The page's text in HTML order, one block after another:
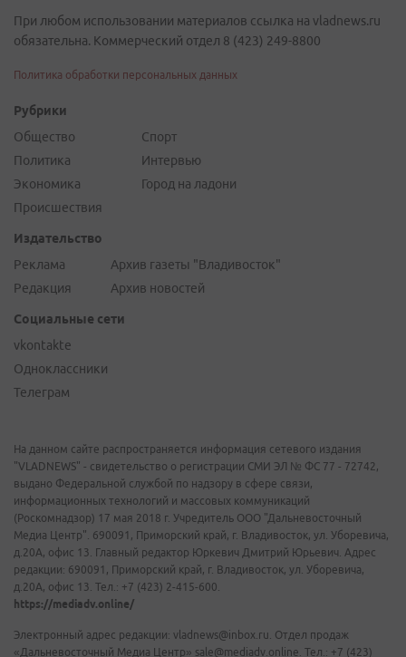
При любом использовании материалов ссылка на vladnews.ru
обязательна. Коммерческий отдел 8 (423) 249-8800
Политика обработки персональных данных
Рубрики
Общество
Политика
Экономика
Происшествия
Спорт
Интервью
Город на ладони
Издательство
Реклама
Редакция
Архив газеты "Владивосток"
Архив новостей
Социальные сети
vkontakte
Одноклассники
Телеграм
На данном сайте распространяется информация сетевого издания
"VLADNEWS" - свидетельство о регистрации СМИ ЭЛ № ФС 77 - 72742,
выдано Федеральной службой по надзору в сфере связи,
информационных технологий и массовых коммуникаций
(Роскомнадзор) 17 мая 2018 г. Учредитель ООО "Дальневосточный
Медиа Центр". 690091, Приморский край, г. Владивосток, ул. Уборевича,
д.20А, офис 13. Главный редактор Юркевич Дмитрий Юрьевич. Адрес
редакции: 690091, Приморский край, г. Владивосток, ул. Уборевича,
д.20А, офис 13. Тел.: +7 (423) 2-415-600.
https://mediadv.online/
Электронный адрес редакции: vladnews@inbox.ru. Отдел продаж
«Дальневосточный Медиа Центр» sale@mediadv.online. Тел.: +7 (423)